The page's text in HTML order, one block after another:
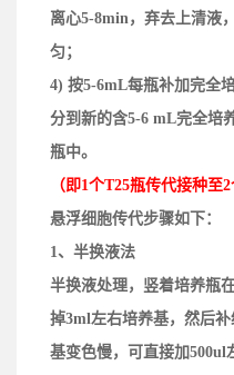
离心5-8min，弃去上清液
匀；
4) 按5-6mL每瓶补加完全
分到新的含5-6 mL完全培
瓶中。
（即1个T25瓶传代接种至
悬浮细胞传代步骤如下：
1、半换液法
半换液处理，竖着培养瓶
掉3ml左右培养基，然后
基变色慢，可直接加500ul